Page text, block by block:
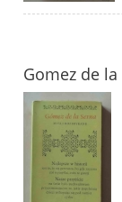
Gomez de